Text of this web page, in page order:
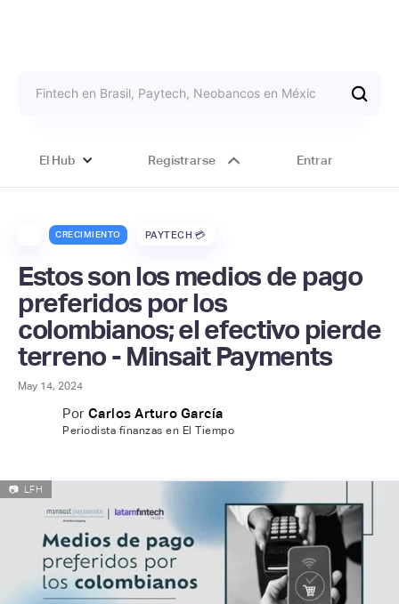
El Hub Registrarse Entrar
CRECIMIENTO PAYTECH 💳
Estos son los medios de pago
preferidos por los
colombianos; el efectivo pierde
terreno - Minsait Payments
May 14, 2024
Por Carlos Arturo García
Periodista finanzas en El Tiempo
📷 LFH